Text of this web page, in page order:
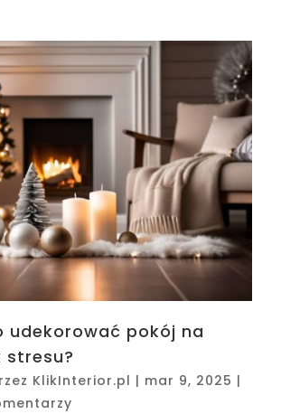
udekorować pokój na
stresu?
KlikInterior.pl | mar 9, 2025 |